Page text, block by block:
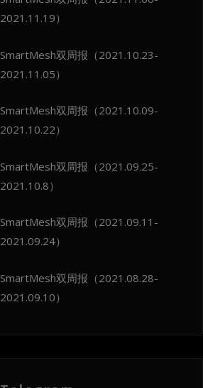
2021.11.19）
SmartMesh双周报（2021.10.23-
2021.11.05）
SmartMesh双周报（2021.10.09-
2021.10.22）
SmartMesh双周报（2021.09.25-
2021.10.8）
SmartMesh双周报（2021.09.11-
2021.09.24）
SmartMesh双周报（2021.08.28-
2021.09.10）